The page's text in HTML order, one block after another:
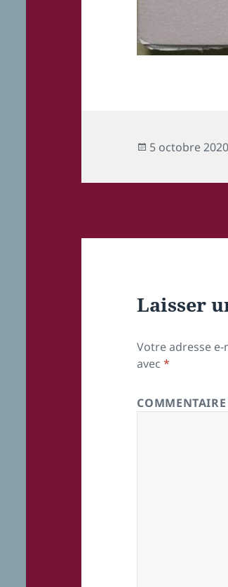
Publié
5 octobre 2020
Laisser
Votre adresse
avec*